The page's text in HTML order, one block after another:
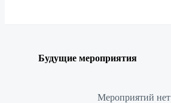
Будущие мероприятия
Мероприятий нет